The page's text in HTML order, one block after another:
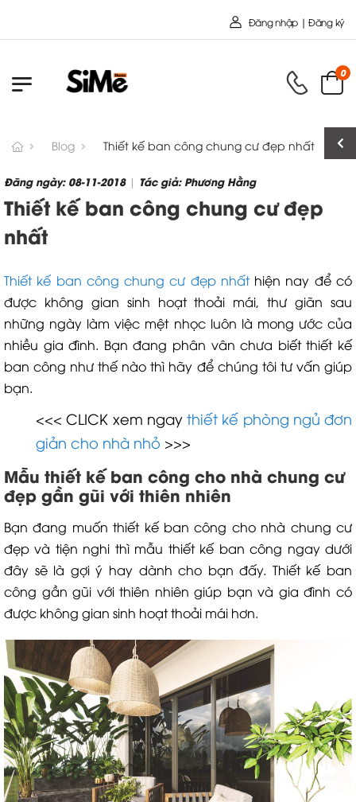
Chào mừng bạn đến với Nội Thất Toàn Cầu
Đăng nhập | Đăng ký
0
Blog Thiết kế ban công chung cư đẹp nhất
Đăng ngày: 08-11-2018| Tác giả: Phương Hằng
Thiết kế ban công chung cư đẹp
nhất
Thiết kế ban công chung cư đẹp nhấthiện nay để có
được không gian sinh hoạt thoải mái, thư giãn sau
những ngày làm việc mệt nhọc luôn là mong ước của
nhiều gia đình. Bạn đang phân vân chưa biết thiết kế
ban công như thế nào thì hãy để chúng tôi tư vấn giúp
bạn.
<<< CLICK xem ngay thiết kế phòng ngủ đơn
giản cho nhà nhỏ >>>
Mẫu thiết kế ban công cho nhà chung cư
đẹp gần gũi với thiên nhiên
Bạn đang muốn thiết kế ban công cho nhà chung cư
đẹp và tiện nghi thì mẫu thiết kế ban công ngay dưới
đây sẽ là gợi ý hay dành cho bạn đấy. Thiết kế ban
công gần gũi với thiên nhiên giúp bạn và gia đình có
được không gian sinh hoạt thoải mái hơn.